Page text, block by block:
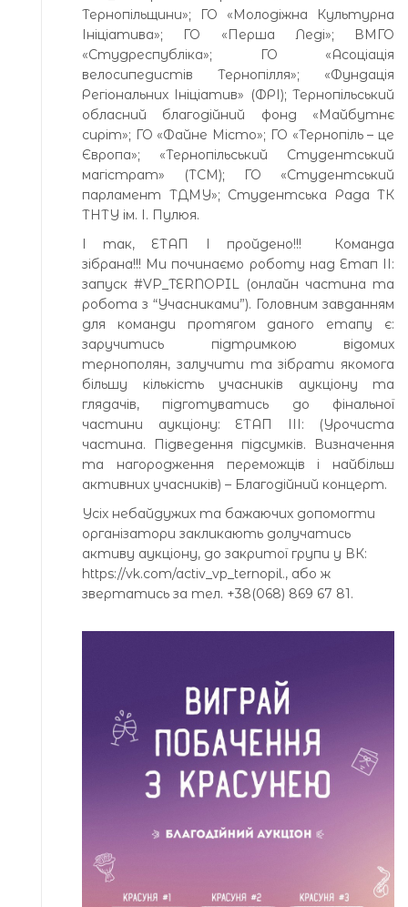
Тернопільщини»; ГО «Молодіжна Культурна
Ініціатива»; ГО «Перша Леді»; ВМГО
«Студреспубліка»; ГО «Асоціація
велосипедистів Тернопілля»; «Фундація
Регіональних Ініціатив» (ФРІ); Тернопільський
обласний благодійний фонд «Майбутнє
сиріт»; ГО «Файне Місто»; ГО «Тернопіль – це
Європа»; «Тернопільський Студентський
магістрат» (ТСМ); ГО «Студентський
парламент ТДМУ»; Студентська Рада ТК
ТНТУ ім. І. Пулюя.
І так, ЕТАП І пройдено!!! Команда
зібрана!!! Ми починаємо роботу над Етап ІІ:
запуск #VP_TERNOPIL (онлайн частина та
робота з “Учасниками”). Головним завданням
для команди протягом даного етапу є:
заручитись підтримкою відомих
тернополян, залучити та зібрати якомога
більшу кількість учасників аукціону та
глядачів, підготуватись до фінальної
частини аукціону: ЕТАП ІІІ: (Урочиста
частина. Підведення підсумків. Визначення
та нагородження переможців і найбільш
активних учасників) – Благодійний концерт.
Усіх небайдужих та бажаючих допомогти
організатори закликають долучатись
активу аукціону, до закритої групи у ВК:
https://vk.com/activ_vp_ternopil., або ж
звертатись за тел. +38(068) 869 67 81.